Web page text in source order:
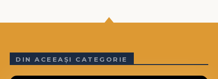
DIN ACEEAȘI CATEGORIE